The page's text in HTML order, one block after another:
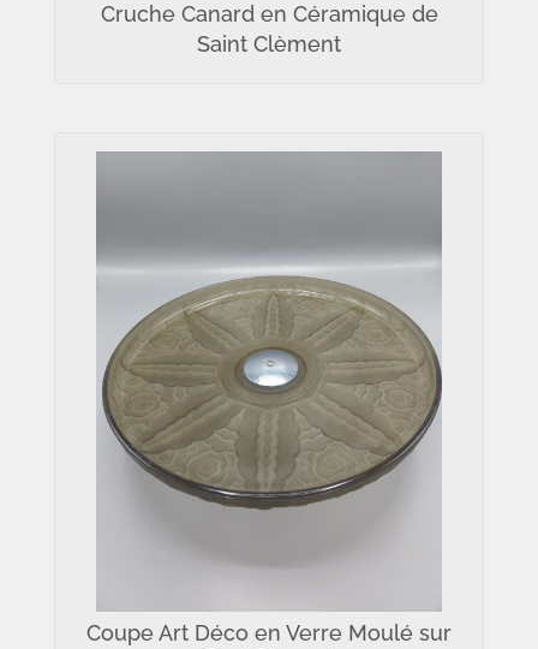
Cruche Canard en Céramique de
Saint Clèment
Coupe Art Déco en Verre Moulé sur